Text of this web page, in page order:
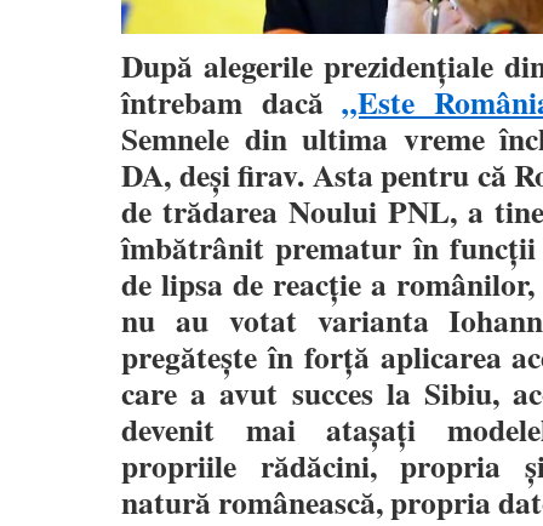
După alegerile prezidențiale
întrebam dacă„Este
Semnele din ultima vreme
DA, deși firav. Asta pentru că
de trădarea Noului PNL, a
îmbătrânit prematur în funcții
de lipsa de reacție a
nu au votat varianta
pregătește în forță aplicarea
care a avut succes la Sibiu,
devenit mai atașați
propriile rădăcini, propria
natură românească, propria